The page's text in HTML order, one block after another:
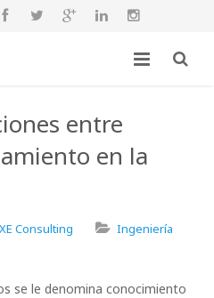
entre
en la
Consulting Ingeniería
se le denomina conocimiento